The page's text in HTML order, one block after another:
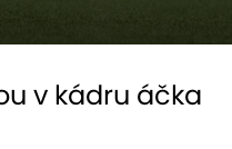
v kádru áčka